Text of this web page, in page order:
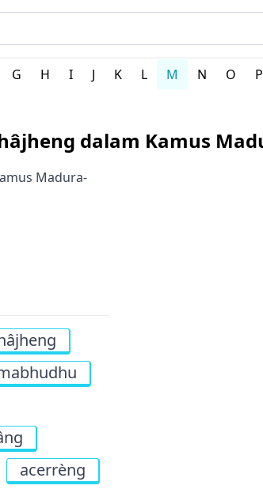
Indonesia
G H I J K L M N O P
dalam Kamus
Madura-
acerrèng